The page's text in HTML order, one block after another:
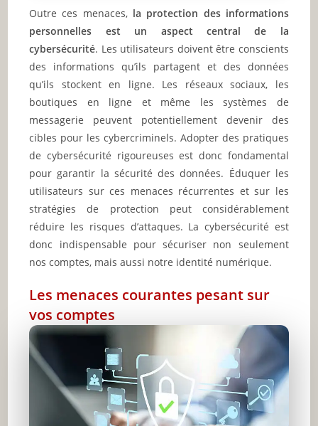
Outre ces menaces,la protection des informations
personnelles est un aspect central de la
cybersécurité. Les utilisateurs doivent être conscients
des informations qu’ils partagent et des données
qu’ils stockent en ligne. Les réseaux sociaux, les
boutiques en ligne et même les systèmes de
messagerie peuvent potentiellement devenir des
cibles pour les cybercriminels. Adopter des pratiques
de cybersécurité rigoureuses est donc fondamental
pour garantir la sécurité des données. Éduquer les
utilisateurs sur ces menaces récurrentes et sur les
stratégies de protection peut considérablement
réduire les risques d’attaques. La cybersécurité est
donc indispensable pour sécuriser non seulement
nos comptes, mais aussi notre identité numérique.
Les menaces courantes pesant sur
vos comptes